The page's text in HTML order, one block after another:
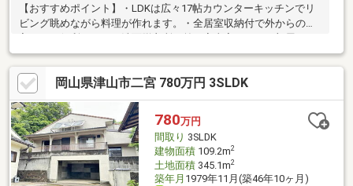
【おすすめポイント】・LDKは広々17帖カウンターキッチンでリ
ビング眺めながら料理が作れます。・全居室収納付で外からの物
入もあり便利です。・洗面脱衣所の前に家事室があり、部屋干し
にも収納にも使えます。・南向きで日当たり良好。・キッチンか
ら家事室・家事室から洗面脱衣室、勝手口と家事動線がスムーズ
です。・車通りの少ない閑静な住宅地。・国道181号まで
500m（車１分）車通勤に便利。【周辺施設】・院庄小学校まで
1022m（徒歩13分）・ローソン院庄インター西店まで591m（徒歩
8分）・マルナカ院庄店まで987m（徒歩14分）・神戸北児童遊園
地まで550m（徒歩7分）
岡山県津山市二宮 780万円 3SLDK
780万円
間取り 3SLDK
建物面積109.2m2
土地面積345.1m2
築年月 1979年11月(築46年10ヶ月)